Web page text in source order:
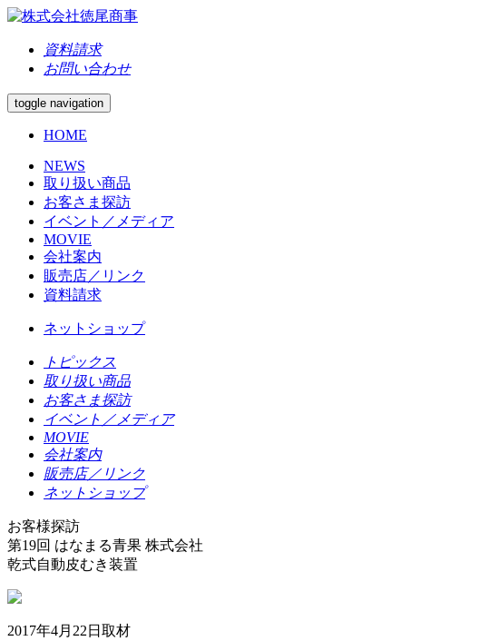
資料請求
お問い合わせ
toggle navigation
HOME
NEWS
取り扱い商品
お客さま探訪
イベント／メディア
MOVIE
会社案内
販売店／リンク
資料請求
ネットショップ
トピックス
取り扱い商品
お客さま探訪
イベント／メディア
MOVIE
会社案内
販売店／リンク
ネットショップ
お客様探訪
第19回 はなまる青果 株式会社
乾式自動皮むき装置
2017年4月22日取材